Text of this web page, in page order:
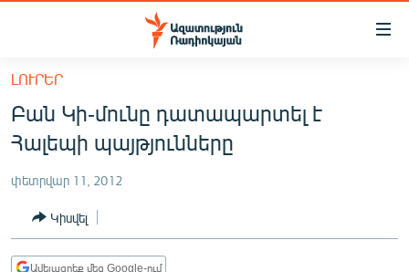
Մատչելիության
հիմնական
բովանդակությանը
Անցնել
հիմնական
մենյուին
ՀԱՅԱՍՏԱՆ
ՔԱՂԱՔԱԿԱՆ
ԸՆՏՐՈՒԹՅՈՒՆՆԵՐ 2026
ԻՐԱՎՈՒՆՔ
ՀԱՍԱՐԱԿՈՒԹՅՈՒՆ
ԼՈՒՐԵՐ
Բան Կի-մունը դատապարտել է
Հալեպի պայթյունները
փետրվար 11, 2012
Կիսվել
Ավելացրեք մեզ Google-ում